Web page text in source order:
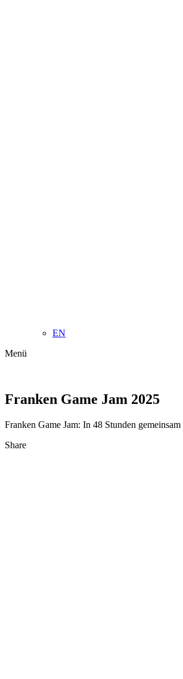
EN
Menü
Franken Game Jam 2025
Franken Game Jam: In 48 Stunden
Share